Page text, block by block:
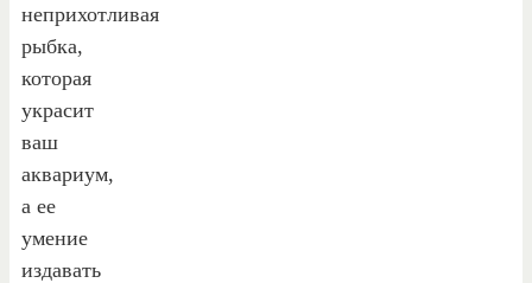
неприхотливая
рыбка,
которая
украсит
ваш
аквариум,
а ее
умение
издавать